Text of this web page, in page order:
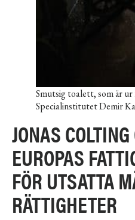
Smutsig toalett, som är
Specialinstitutet Demir
JONAS
EUROPAS
FÖR UTSATTA
RÄTTIGHETER